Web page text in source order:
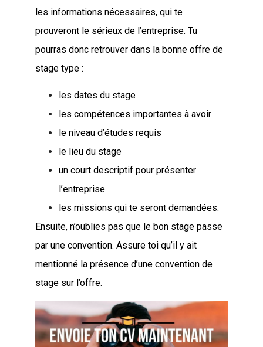
les informations nécessaires, qui te
prouveront le sérieux de l’entreprise. Tu
pourras donc retrouver dans la bonne offre de
stage type :
les dates du stage
les compétences importantes à avoir
le niveau d’études requis
le lieu du stage
un court descriptif pour présenter
l’entreprise
les missions qui te seront demandées.
Ensuite, n’oublies pas que le bon stage passe
par une convention. Assure toi qu’il y ait
mentionné la présence d’une convention de
stage sur l’offre.